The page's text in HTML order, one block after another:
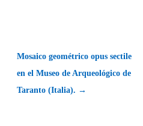
Mosaico geométrico opus sectile
en el Museo de Arqueológico de
Taranto (Italia). →